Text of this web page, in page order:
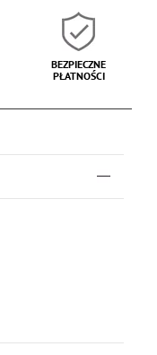
BEZPIECZNE
PŁATNOŚCI